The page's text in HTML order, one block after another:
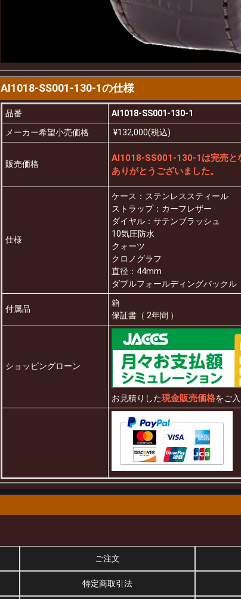
AI1018-SS001-130-1の仕様
品番
AI1018-SS001-130-1
メーカー希望小売価格
¥132,000(税込)
販売価格
AI1018-SS001-130-1は完売と
ありがとうございました。
仕様
ケース：ステンレススティール
ストラップ：カーフレザー
ダイヤル：サテンブラッシュ
10気圧防水
クォーツ
クロノグラフ
直径：44mm
ダブルフォールディングバックル
付属品
箱
保証書（ 2年間 ）
ショッピングローン
お見積りした現金販売価格をご入
ご注文
特定商取引法